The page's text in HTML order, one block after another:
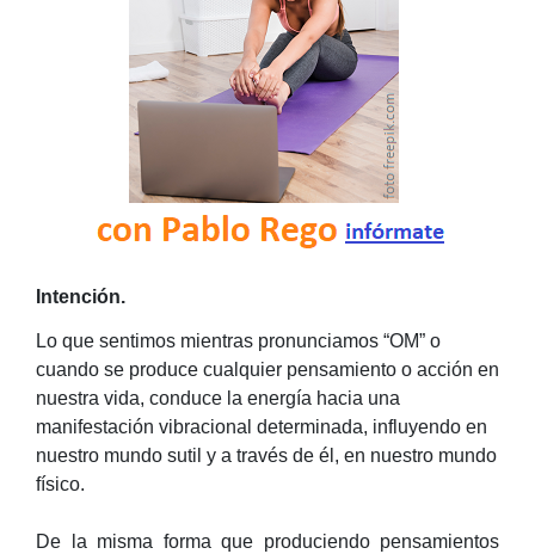
Intención.
Lo que sentimos mientras pronunciamos “OM” o
cuando se produce cualquier pensamiento o acción en
nuestra vida, conduce la energía hacia una
manifestación vibracional determinada, influyendo en
nuestro mundo sutil y a través de él, en nuestro mundo
físico.
De la misma forma que produciendo pensamientos